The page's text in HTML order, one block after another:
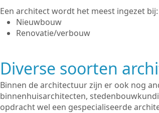
Een architect wordt het meest ingezet bij:
Nieuwbouw
Renovatie/verbouw
Diverse soorten
Binnen de architectuur zijn er ook nog
binnenhuisarchitecten,
opdracht wel een gespecialiseerde